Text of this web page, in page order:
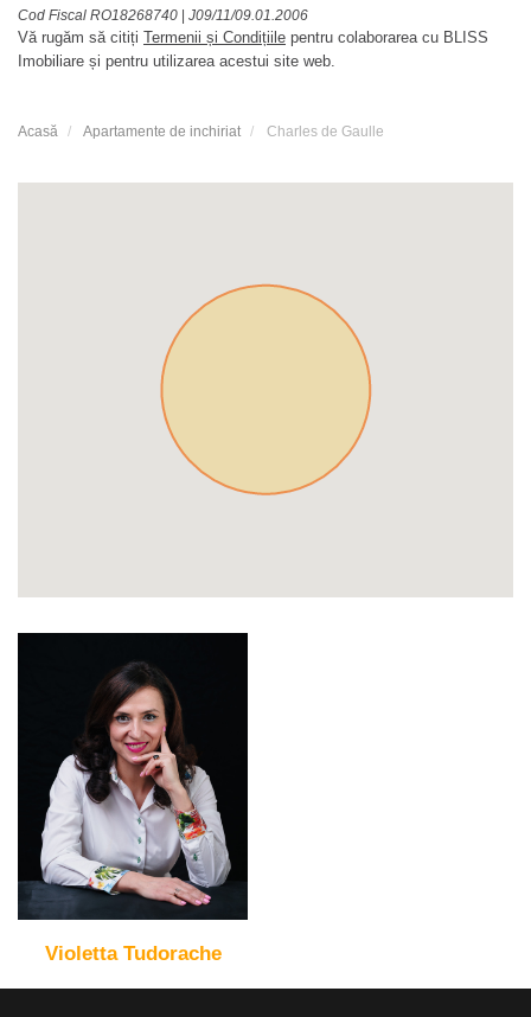
Cod Fiscal RO18268740 | J09/11/09.01.2006
Vă rugăm să citiți Termenii și Condițiile pentru colaborarea cu BLISS
Imobiliare și pentru utilizarea acestui site web.
Acasă Apartamente de inchiriat Charles de Gaulle
Violetta Tudorache